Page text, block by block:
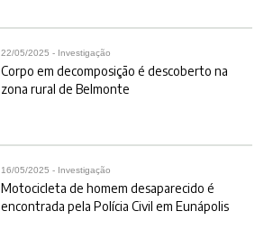
22/05/2025 - Investigação
Corpo em decomposição é descoberto na
zona rural de Belmonte
16/05/2025 - Investigação
Motocicleta de homem desaparecido é
encontrada pela Polícia Civil em Eunápolis